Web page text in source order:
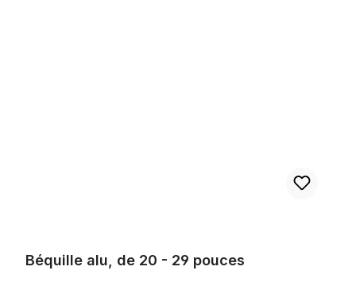
Béquille alu, de 20 - 29 pouces